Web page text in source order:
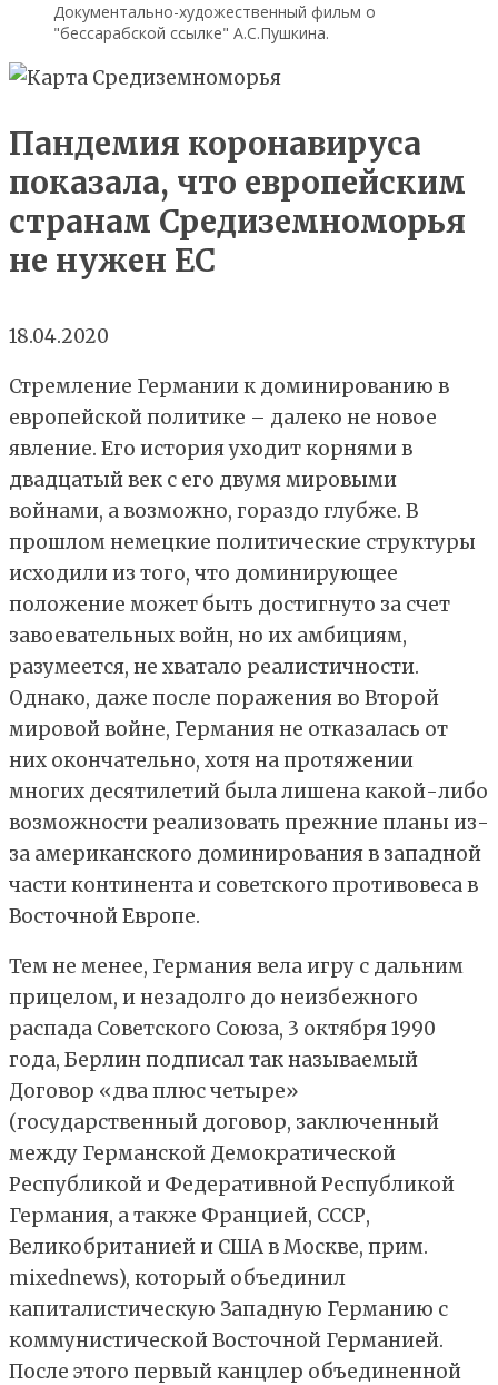
Документально-художественный фильм о
"бессарабской ссылке" А.С.Пушкина.
Пандемия коронавируса
показала, что европейским
странам Средиземноморья
не нужен ЕС
18.04.2020
Стремление Германии к доминированию в
европейской политике – далеко не новое
явление. Его история уходит корнями в
двадцатый век с его двумя мировыми
войнами, а возможно, гораздо глубже. В
прошлом немецкие политические структуры
исходили из того, что доминирующее
положение может быть достигнуто за счет
завоевательных войн, но их амбициям,
разумеется, не хватало реалистичности.
Однако, даже после поражения во Второй
мировой войне, Германия не отказалась от
них окончательно, хотя на протяжении
многих десятилетий была лишена какой-либо
возможности реализовать прежние планы из-
за американского доминирования в западной
части континента и советского противовеса в
Восточной Европе.
Тем не менее, Германия вела игру с дальним
прицелом, и незадолго до неизбежного
распада Советского Союза, 3 октября 1990
года, Берлин подписал так называемый
Договор «два плюс четыре»
(государственный договор, заключенный
между Германской Демократической
Республикой и Федеративной Республикой
Германия, а также Францией, СССР,
Великобританией и США в Москве, прим.
mixednews), который объединил
капиталистическую Западную Германию с
коммунистической Восточной Германией.
После этого первый канцлер объединенной